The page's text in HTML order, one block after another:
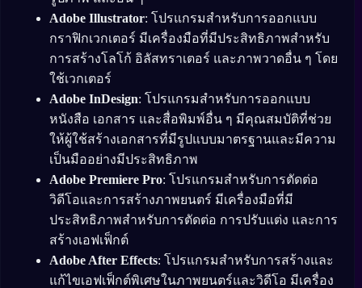
Adobe Illustrator: โปรแกรมสำหรับการออกแบบ
กราฟิกเวกเตอร์ มีเครื่องมือที่มีประสิทธิภาพสำหรับ
การสร้างโลโก้ อิลัสทราเตอร์ และภาพวาดอื่น ๆ โดย
ใช้เวกเตอร์
Adobe InDesign: โปรแกรมสำหรับการออกแบบ
หนังสือ เอกสาร และสื่อพิมพ์อื่น ๆ มีคุณสมบัติที่ช่วย
ให้ผู้ใช้สร้างเอกสารที่มีรูปแบบมาตรฐานและมีความ
เป็นมืออย่างมีประสิทธิภาพ
Adobe Premiere Pro: โปรแกรมสำหรับการตัดต่อ
วิดีโอและการสร้างภาพยนตร์ มีเครื่องมือที่มี
ประสิทธิภาพสำหรับการตัดต่อ การปรับแต่ง และการ
สร้างเอฟเฟ็กต์
Adobe After Effects: โปรแกรมสำหรับการสร้างและ
แก้ไขเอฟเฟ็กต์พิเศษในภาพยนตร์และวิดีโอ มีเครื่อง